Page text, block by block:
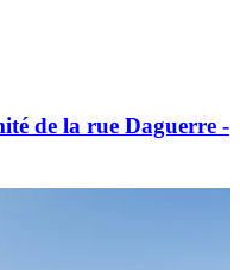
de la rue Daguerre -